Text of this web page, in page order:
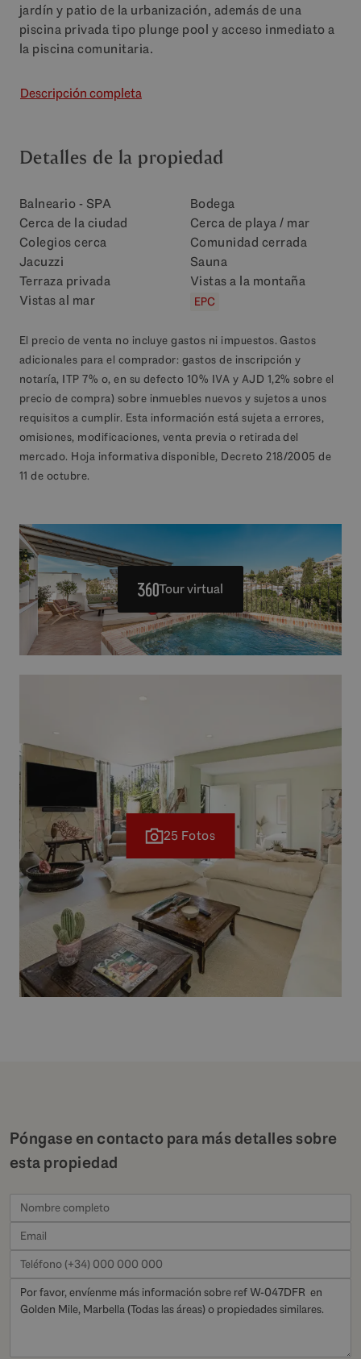
jardín y patio de la urbanización, además de una
piscina privada tipo plunge pool y acceso inmediato a
la piscina comunitaria.
Descripción completa
Detalles de la propiedad
Balneario - SPA
Bodega
Cerca de la ciudad
Cerca de playa / mar
Colegios cerca
Comunidad cerrada
Jacuzzi
Sauna
Terraza privada
Vistas a la montaña
Vistas al mar
EPC
El precio de venta no incluye gastos ni impuestos. Gastos
adicionales para el comprador: gastos de inscripción y
notaría, ITP 7% o, en su defecto 10% IVA y AJD 1,2% sobre el
precio de compra) sobre inmuebles nuevos y sujetos a unos
requisitos a cumplir. Esta información está sujeta a errores,
omisiones, modificaciones, venta previa o retirada del
mercado. Hoja informativa disponible, Decreto 218/2005 de
11 de octubre.
Tour virtual
25 Fotos
Póngase en contacto para más detalles sobre
esta propiedad